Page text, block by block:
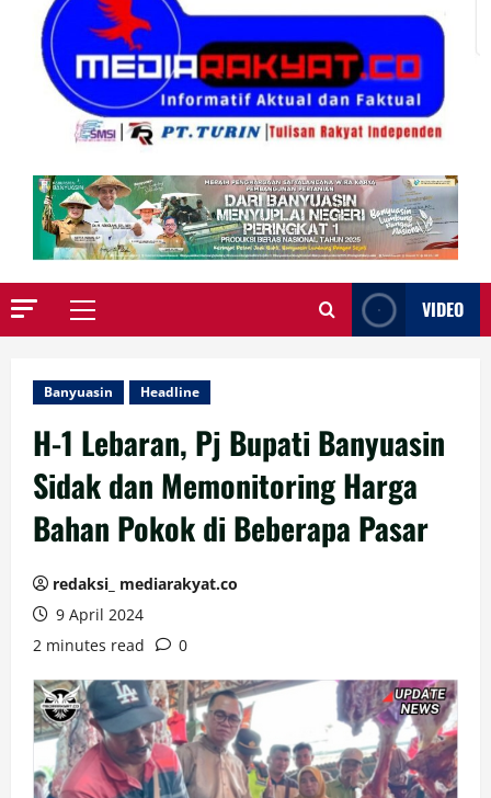
Primary
VIDEO
Banyuasin Headline
H-1 Lebaran, Pj Bupati Banyuasin
Sidak dan Memonitoring Harga
Bahan Pokok di Beberapa Pasar
redaksi_ mediarakyat.co
9 April 2024
2 minutes read
0